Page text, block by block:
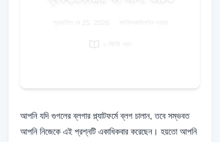
Italian
Danish
প্রকাশিত মে 25, 2026 সাইটস্কাইলাইন দ্বারা
৬ মিনিট পড়া
আপনি যদি গুগলের ব্লগার প্ল্যাটফর্মে ব্লগ চালান, তবে সম্ভবত
আপনি নিজেকে এই প্রশ্নটি একাধিকবার করেছেন। হয়তো আপনি